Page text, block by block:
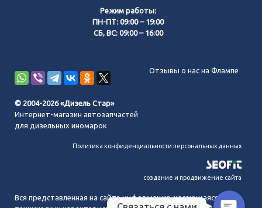
Режим работы:
ПН-ПТ: 09:00 – 19:00
СБ, ВС: 09:00 – 16:00
Отзывы о нас на Флампе
© 2004-2026 «Дизель Стар»
Интернет-магазин автозапчастей
для дизельных иномарок
Политика конфиденциальности персональных данных
создание и продвижение сайта
Вся представленная на сайте информация, касающаяся